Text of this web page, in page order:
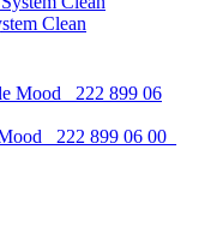
Clean
222 899 06 00_